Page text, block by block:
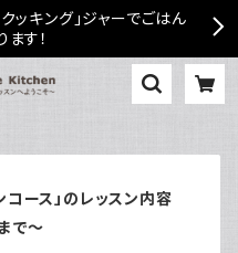
ッキング」ジャーでごはん
す！
コース」のレッスン内容
で～